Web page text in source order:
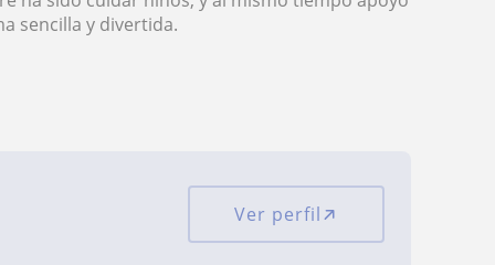
sencilla y divertida.
Ver perfil